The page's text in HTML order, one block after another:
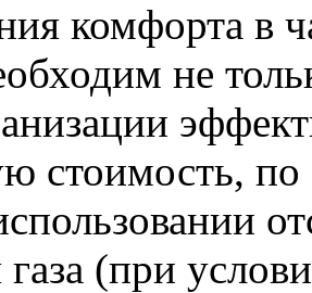
комфорта в
не
стоимость, по
газа (при